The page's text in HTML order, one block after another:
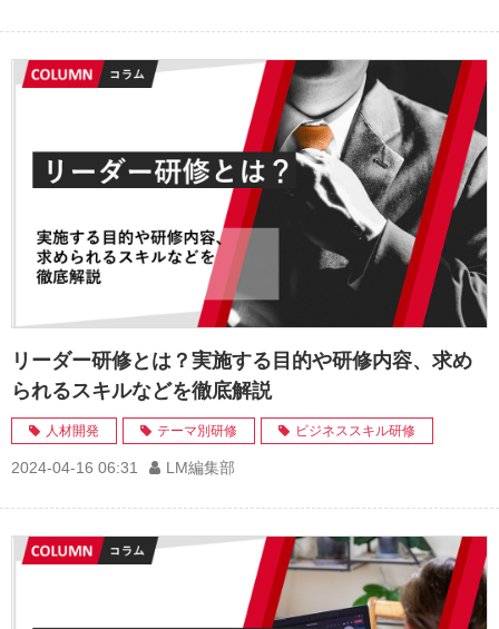
リーダー研修とは？実施する目的や研修内容、求め
られるスキルなどを徹底解説
人材開発 テーマ別研修 ビジネススキル研修
2024-04-16 06:31 LM編集部